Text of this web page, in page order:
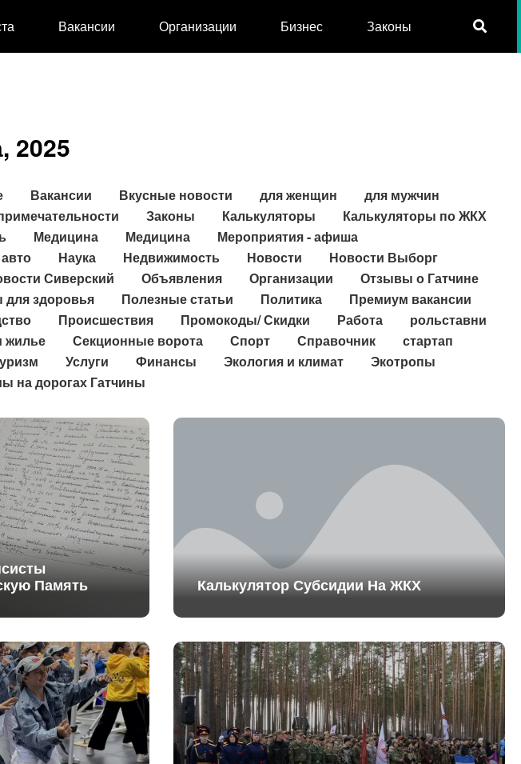
Вакансии Организации Бизнес Законы
2025
Вакансии Вкусные новости для женщин
для мужчин
Законы Калькуляторы
Калькуляторы по ЖКХ
Медицина Медицина
Мероприятия - афиша
Наука Недвижимость Новости
Новости Выборг
Сиверский Объявления Организации
Отзывы о Гатчине
здоровья Полезные статьи Политика
Премиум вакансии
Происшествия Промокоды/ Скидки Работа
рольставни
жилье Секционные ворота Спорт Справочник
стартап
Услуги Финансы Экология и климат
Экотропы
на дорогах Гатчины
Память
Калькулятор Субсидии На ЖКХ